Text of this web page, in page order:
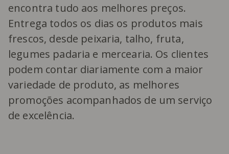
encontra tudo aos melhores preços.
Entrega todos os dias os produtos mais
frescos, desde peixaria, talho, fruta,
legumes padaria e mercearia. Os clientes
podem contar diariamente com a maior
variedade de produto, as melhores
promoções acompanhados de um serviço
de excelência.